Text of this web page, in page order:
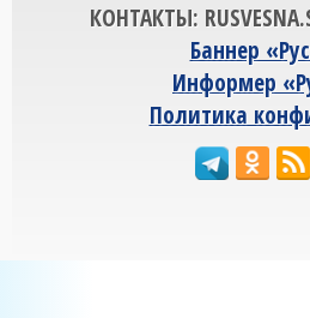
КОНТАКТЫ:
Баннер
Информер
Политика